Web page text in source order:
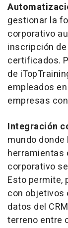
gestionar la
corporativo
inscripción
certificados.
de
empleados
empresas
Integración
mundo
herramientas
corporativo
Esto permite,
con objetivos
datos del
terreno entre